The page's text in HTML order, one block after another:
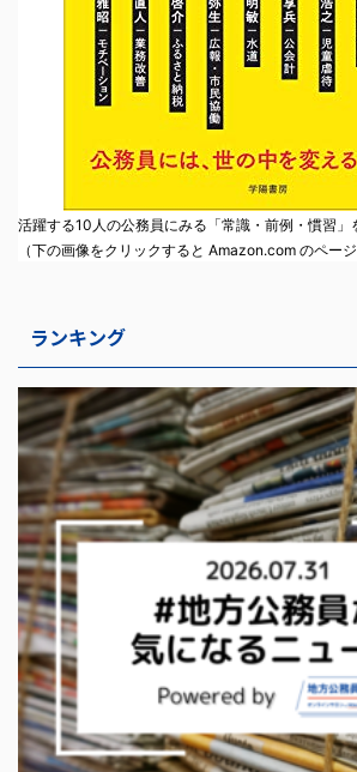
活躍する10人の公務員にみる「常識・前例・慣習」
（下の画像をクリックすると Amazon.com のページ
ランキング